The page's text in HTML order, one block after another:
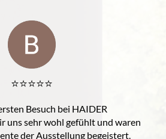
⭐️⭐️⭐️⭐️⭐️
Besuch bei HAIDER
uns sehr wohl gefühlt und waren
der Ausstellung begeistert.